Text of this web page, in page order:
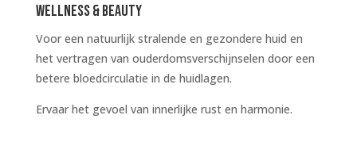
WELLNESS & BEAUTY
Voor een natuurlijk stralende en gezondere huid en
het vertragen van ouderdomsverschijnselen door een
betere bloedcirculatie in de huidlagen.
Ervaar het gevoel van innerlijke rust en harmonie.